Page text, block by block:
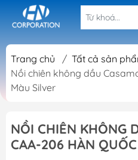
Trang chủ / Tất cả sản
Nồi chiên không dầu
Màu Silver
NỒI CHIÊN KHÔNG
CAA-206 HÀN